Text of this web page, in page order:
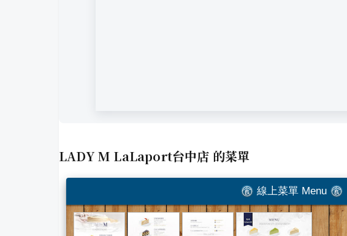
LADY M LaLaport台中店 的菜單
線上菜單 Menu